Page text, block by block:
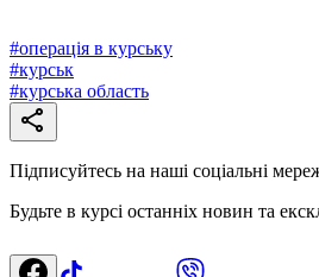
#операція в курську
#курськ
#курська область
Підписуйтесь на наші соціальні
Будьте в курсі останніх новин та